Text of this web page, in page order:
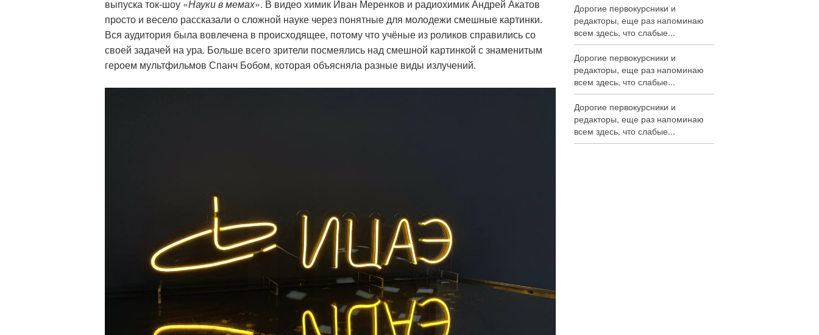
выпуска ток-шоу «Науки в мемах». В видео химик Иван Меренков и радиохимик Андрей Акатов
просто и весело рассказали о сложной науке через понятные для молодежи смешные картинки.
Вся аудитория была вовлечена в происходящее, потому что учёные из роликов справились со
своей задачей на ура. Больше всего зрители посмеялись над смешной картинкой с знаменитым
героем мультфильмов Спанч Бобом, которая объясняла разные виды излучений.
Дорогие первокурсники и
редакторы, еще раз напоминаю
всем здесь, что слабые...
Дорогие первокурсники и
редакторы, еще раз напоминаю
всем здесь, что слабые...
Дорогие первокурсники и
редакторы, еще раз напоминаю
всем здесь, что слабые...